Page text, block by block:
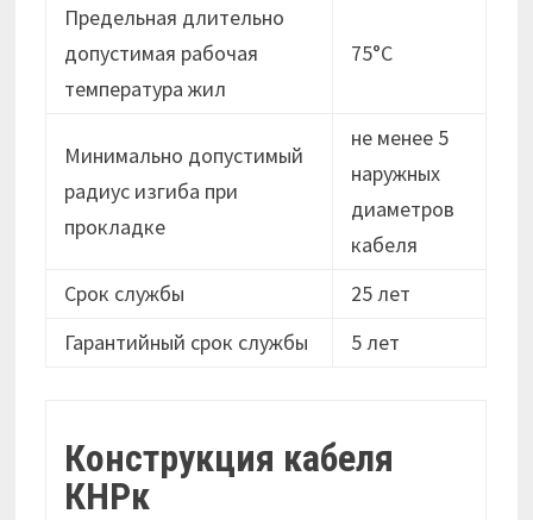
Предельная длительно
допустимая рабочая
температура жил
75°С
Минимально допустимый
радиус изгиба при
прокладке
не менее 5
наружных
диаметров
кабеля
Срок службы
25 лет
Гарантийный срок службы
5 лет
Конструкция кабеля
КНРк